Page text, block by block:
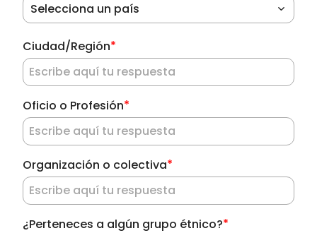
Selecciona un país
Ciudad/Región*
Oficio o Profesión*
Organización o colectiva*
¿Perteneces a algún grupo étnico?*